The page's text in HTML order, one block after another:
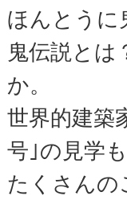
ほんとうに
鬼伝説と
か。
世界的建築
号｣の見学
たくさんの